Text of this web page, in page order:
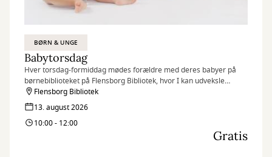
BØRN & UNGE
Babytorsdag
Hver torsdag-formiddag mødes forældre med deres babyer på
børnebiblioteket på Flensborg Bibliotek, hvor I kan udveksle
erfaringer og få rådgivning hos sundhedstjenestens
sygeplejersker.
Flensborg Bibliotek
13. august 2026
10:00 - 12:00
Gratis